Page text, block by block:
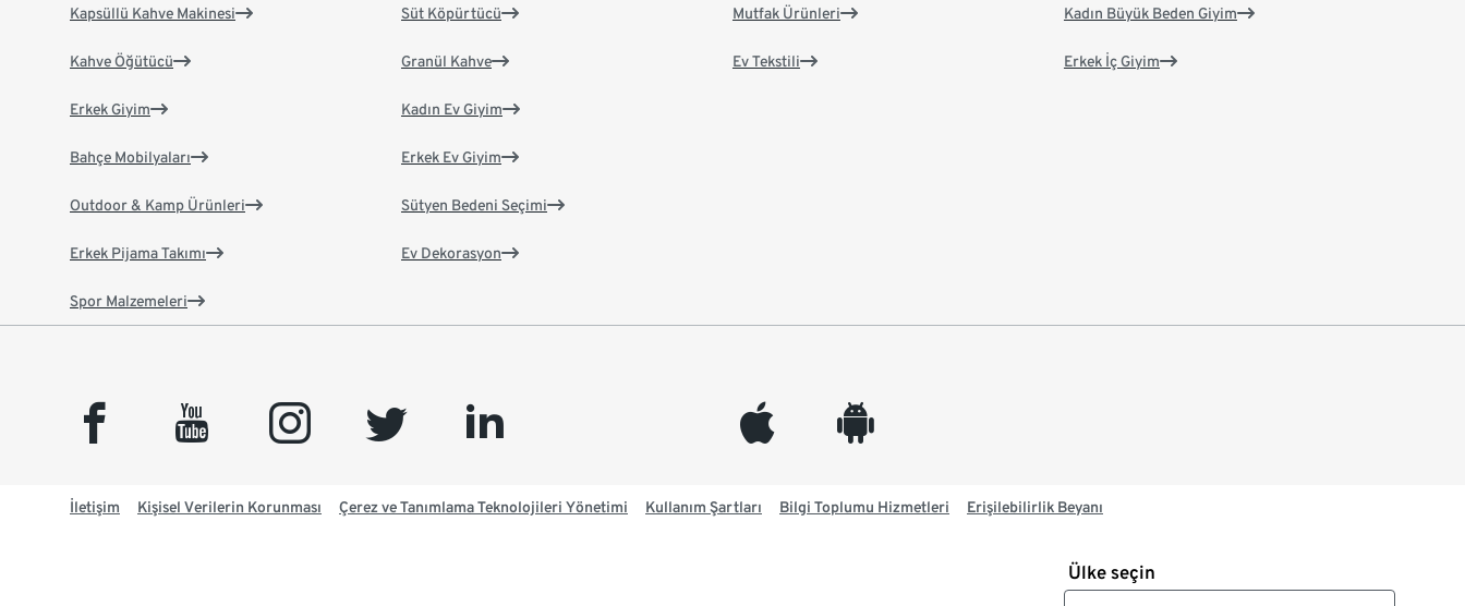
Kapsüllü Kahve Makinesi
Kahve Öğütücü
Süt Köpürtücü
Granül Kahve
Mutfak Ürünleri
Ev Tekstili
Kadın Büyük Beden Giyim
Erkek İç Giyim
Erkek Giyim
Bahçe Mobilyaları
Outdoor & Kamp Ürünleri
Erkek Pijama Takımı
Spor Malzemeleri
Kadın Ev Giyim
Erkek Ev Giyim
Sütyen Bedeni Seçimi
Ev Dekorasyon
facebook youtube instagram twitter linkedin appleinc android
İletişim Kişisel Verilerin Korunması Çerez ve Tanımlama Teknolojileri Yönetimi Kullanım Şartları Bilgi Toplumu Hizmetleri Erişilebilirlik Beyanı
Ülke seçin